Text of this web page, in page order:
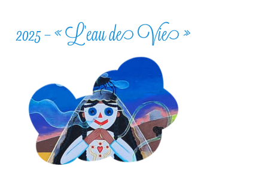
2025 – « L’eau de Vie »